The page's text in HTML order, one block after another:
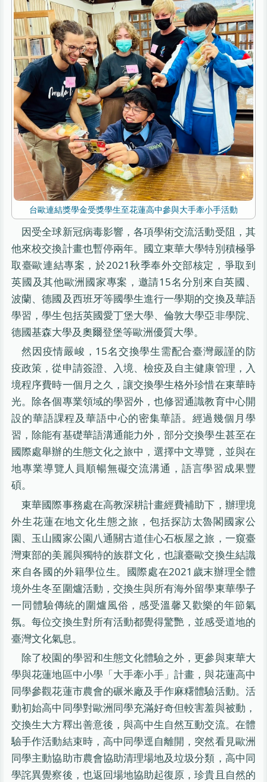
台歐連結獎學金受獎學生至花蓮高中參與大手牽小手活動
因受全球新冠病毒影響，各項學術交流活動受阻，其
他來校交換計畫也暫停兩年。國立東華大學特別積極爭
取臺歐連結專案，於2021秋季奉外交部核定，爭取到
英國及其他歐洲國家專案，邀請15名分別來自英國、
波蘭、德國及西班牙等國學生進行一學期的交換及華語
學習，學生包括英國愛丁堡大學、倫敦大學亞非學院、
德國基森大學及奧爾登堡等歐洲優質大學。
然因疫情嚴峻，15名交換學生需配合臺灣嚴謹的防
疫政策，從申請簽證、入境、檢疫及自主健康管理，入
境程序費時一個月之久，讓交換學生格外珍惜在東華時
光。除各個專業領域的學習外，也修習通識教育中心開
設的華語課程及華語中心的密集華語。經過幾個月學
習，除能有基礎華語溝通能力外，部分交換學生甚至在
國際處舉辦的生態文化之旅中，選擇中文導覽，並與在
地專業導覽人員順暢無礙交流溝通，語言學習成果豐
碩。
東華國際事務處在高教深耕計畫經費補助下，辦理境
外生花蓮在地文化生態之旅，包括探訪太魯閣國家公
園、玉山國家公園八通關古道佳心石板屋之旅，一窺臺
灣東部的美麗與獨特的族群文化，也讓臺歐交換生結識
來自各國的外籍學位生。國際處在2021歲末辦理全體
境外生冬至圍爐活動，交換生與所有海外留學東華學子
一同體驗傳統的圍爐風俗，感受溫馨又歡樂的年節氣
氛。每位交換生對所有活動都覺得驚艷，並感受道地的
臺灣文化氣息。
除了校園的學習和生態文化體驗之外，更參與東華大
學與花蓮地區中小學「大手牽小手」計畫，與花蓮高中
同學參觀花蓮市農會的碾米廠及手作麻糬體驗活動。活
動初始高中同學對歐洲同學充滿好奇但較害羞與被動，
交換生大方釋出善意後，與高中生自然互動交流。在體
驗手作活動結束時，高中同學逕自離開，突然看見歐洲
同學主動協助市農會協助清理場地及垃圾分類，高中同
學詫異覺察後，也返回場地協助起復原，珍貴且自然的